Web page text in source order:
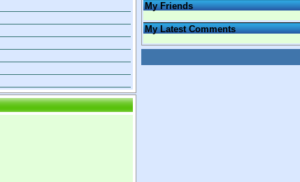
My Friends
My Latest Comments